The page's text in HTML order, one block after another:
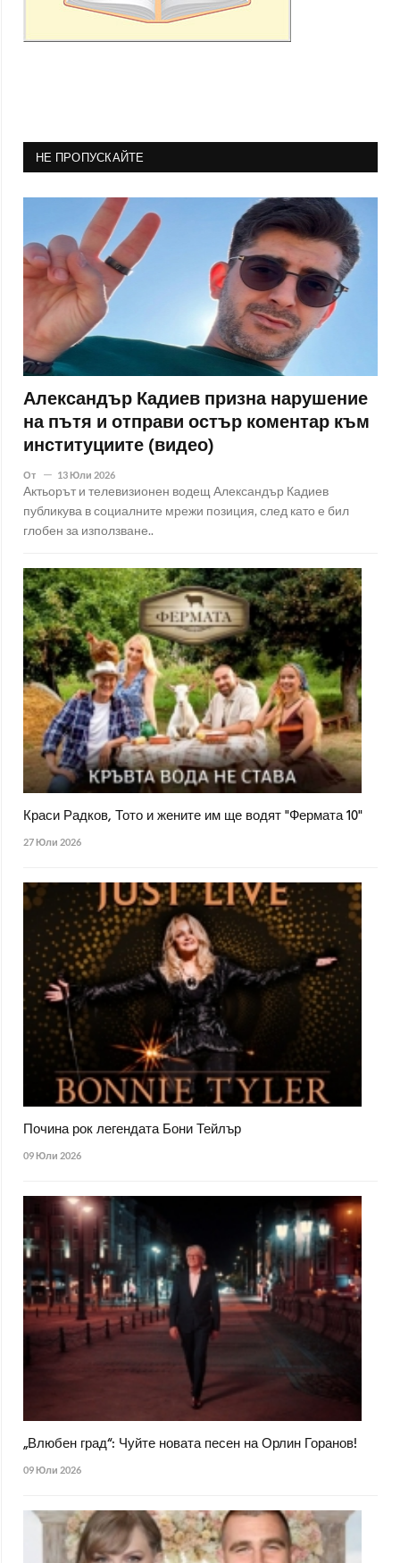
НЕ ПРОПУСКАЙТЕ
Александър Кадиев призна нарушение
на пътя и отправи остър коментар към
институциите (видео)
От 13 Юли 2026
Актьорът и телевизионен водещ Александър Кадиев
публикува в социалните мрежи позиция, след като е бил
глобен за използване..
Краси Радков, Тото и жените им ще водят "Фермата 10"
27 Юли 2026
Почина рок легендата Бони Тейлър
09 Юли 2026
„Влюбен град“: Чуйте новата песен на Орлин Горанов!
09 Юли 2026